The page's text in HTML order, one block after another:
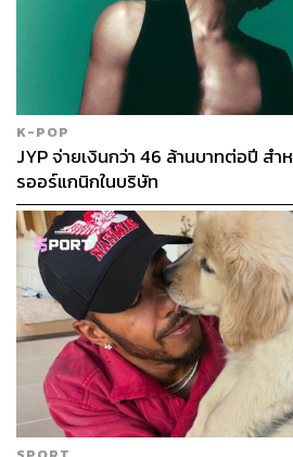
K-POP
JYP จ่ายเงินกว่า 46 ล้านบาทต่อปี สำ
รออร์แกนิกในบริษัท